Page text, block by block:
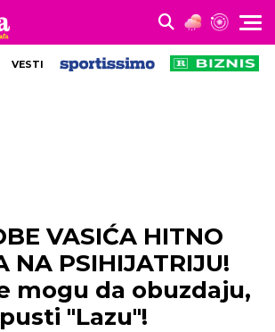
VESTI
VASIĆA HITNO
NA PSIHIJATRIJU!
mogu da obuzdaju,
"Lazu"!